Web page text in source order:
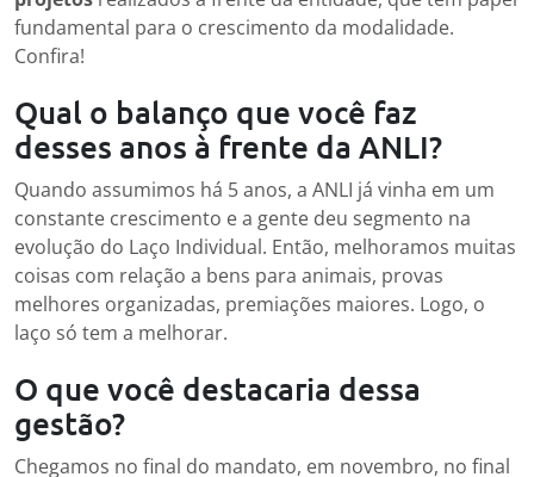
fundamental para o crescimento da modalidade.
Confira!
Qual o balanço que você faz
desses anos à frente da ANLI?
Quando assumimos há 5 anos, a ANLI já vinha em um
constante crescimento e a gente deu segmento na
evolução do Laço Individual. Então, melhoramos muitas
coisas com relação a bens para animais, provas
melhores organizadas, premiações maiores. Logo, o
laço só tem a melhorar.
O que você destacaria dessa
gestão?
Chegamos no final do mandato, em novembro, no final